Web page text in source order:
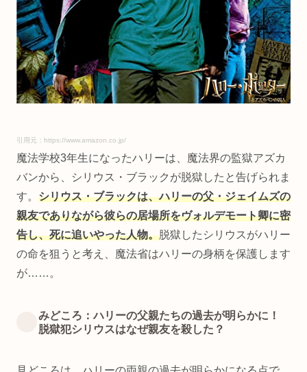
引用元：https://www.amazon.co.jp/
魔法学校3年生になったハリーは、魔法界の監獄アズカ
バンから、シリウス・ブラックが脱獄したと告げられま
す。 シリウス・ブラックは、ハリーの父・ジェイムズの
親友でありながら彼らの居場所をヴォルデモート卿に密
告し、死に追いやった人物。脱獄したシリウスがハリー
の命を狙うと考え、魔法省はハリーの身柄を保護します
が……。
みどころ：ハリーの父親たちの過去が明らかに！
脱獄犯シリウスはなぜ親友を殺した？